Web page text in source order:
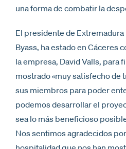
una forma de combatir la
El presidente de
Byass, ha estado en Cáceres
la empresa, David Valls, para
mostrado «muy satisfecho de
sus miembros para poder
podemos desarrollar el
sea lo más beneficioso
Nos sentimos agradecidos